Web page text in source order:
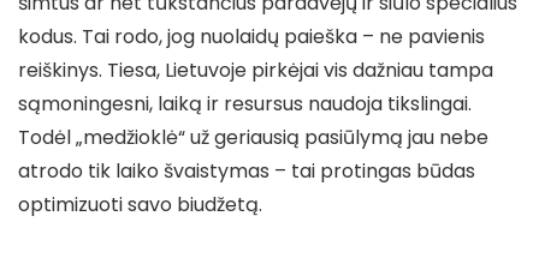
kodus. Tai rodo, jog nuolaidų paieška – ne pavienis
reiškinys. Tiesa, Lietuvoje pirkėjai vis dažniau tampa
sąmoningesni, laiką ir resursus naudoja tikslingai.
Todėl „medžioklė“ už geriausią pasiūlymą jau nebe
atrodo tik laiko švaistymas – tai protingas būdas
optimizuoti savo biudžetą.